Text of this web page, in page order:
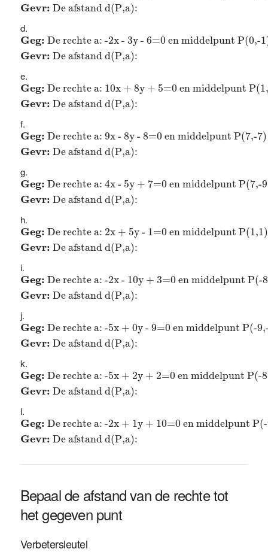
Gevr: De afstand d(P,a):
Geg: De rechte a: -2x - 3y - 6=0 en middelpunt P(0,-
Gevr: De afstand d(P,a):
Geg: De rechte a: -2x - 3y - 6=0 en middelpunt
Geg: De rechte a: 10x + 8y + 5=0 en middelpunt
Gevr: De afstand d(P,a):
Geg: De rechte a: 10x + 8y + 5=0 en middelpunt
Geg: De rechte a: 9x - 8y - 8=0 en middelpunt P(7,-7)
Gevr: De afstand d(P,a):
Geg: De rechte a: 9x - 8y - 8=0 en middelpunt P(7,-
Geg: De rechte a: 4x - 5y + 7=0 en middelpunt P(7,-
Gevr: De afstand d(P,a):
Geg: De rechte a: 4x - 5y + 7=0 en middelpunt
Geg: De rechte a: 2x + 5y - 1=0 en middelpunt P(1,1)
Gevr: De afstand d(P,a):
Geg: De rechte a: 2x + 5y - 1=0 en middelpunt
Geg: De rechte a: -2x - 10y + 3=0 en middelpunt P(-
Gevr: De afstand d(P,a):
Geg: De rechte a: -2x - 10y + 3=0 en middelpunt
Geg: De rechte a: -5x + 0y - 9=0 en middelpunt P(-
Gevr: De afstand d(P,a):
Geg: De rechte a: -5x + 0y - 9=0 en middelpunt P(-
Geg: De rechte a: -5x + 2y + 2=0 en middelpunt P(-
Gevr: De afstand d(P,a):
Geg: De rechte a: -5x + 2y + 2=0 en middelpunt P(-
Geg: De rechte a: -2x + 1y + 10=0 en middelpunt
Gevr: De afstand d(P,a):
Geg: De rechte a: -2x + 1y + 10=0 en middelpunt
Bepaal de afstand van de rechte tot
het gegeven punt
Verbetersleutel